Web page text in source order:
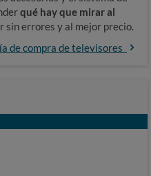
qué hay que mirar al
sin errores y al mejor precio.
de compra de televisores